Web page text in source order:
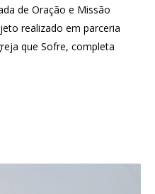
de Oração e Missão
realizado em parceria
que Sofre, completa